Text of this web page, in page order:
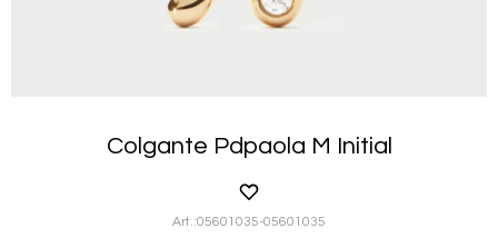
Colgante Pdpaola M Initial
05601035-05601035